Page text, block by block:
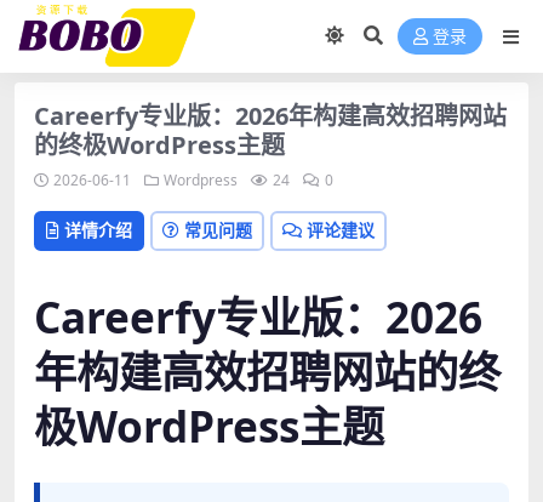
登录
Careerfy专业版：2026年构建高效招聘网站
的终极WordPress主题
2026-06-11 Wordpress 24 0
详情介绍 常见问题 评论建议
Careerfy专业版：2026
年构建高效招聘网站的终
极WordPress主题